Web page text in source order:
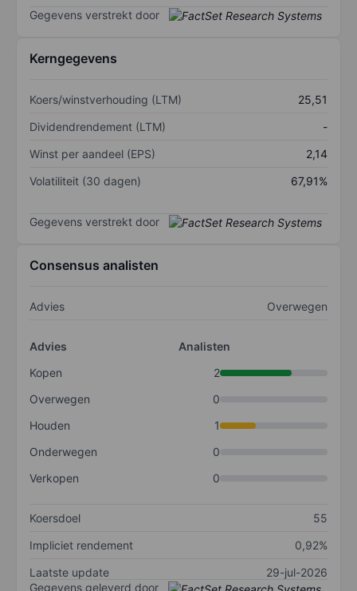
Gegevens verstrekt door
Kerngegevens
Koers/winstverhouding (LTM)
25,51
Dividendrendement (LTM)
-
Winst per aandeel (EPS)
2,14
Volatiliteit (30 dagen)
67,91%
Gegevens verstrekt door
Consensus analisten
Advies Overwegen
Advies
Analisten
Kopen
2
Overwegen
0
Houden
1
Onderwegen
0
Verkopen
0
Koersdoel
55
Impliciet rendement
0,92%
Laatste update
29-jul-2026
Gegevens geleverd door